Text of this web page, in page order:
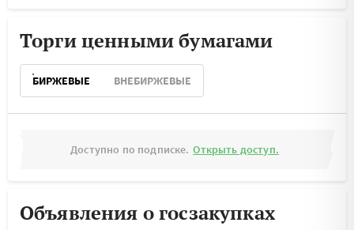
Торги ценными бумагами
БИРЖЕВЫЕ ВНЕБИРЖЕВЫЕ
Доступно по подписке. Открыть доступ.
Объявления о госзакупках